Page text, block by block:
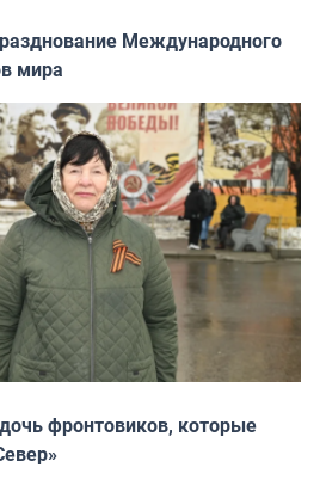
Международного
мира
фронтовиков, которые